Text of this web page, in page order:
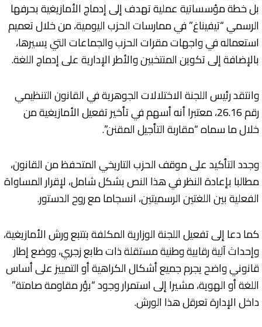
بل خطة مؤسساتية عملية تهدف إلى إدماج الأمازيغية بحرفها
الرسمي “تيفيناغ” في ممارسات الحزب اليومية، من خلال تعميم
استعماله في واجهات مقرات الحزب والجماعات التي يسيرها،
بالإضافة إلى تكوين المنتخبين والأطر الإدارية على إدماج اللغة.
وانتقد رئيس اللجنة الاختلالات الجوهرية في القانون التنظيمي
رقم 26.16، معتبرا أنه أسهم في تأخير تفعيل الأمازيغية من
خلال ما سماه “مقاربة التأجيل المقنن”.
وجدد التأكيد على موقف الحزب التاريخي المتحفظ من القانون،
مطالبا بإعادة النظر في هذا النص بشكل شامل، لإقرار المساواة
الفعلية بين اللغتين الرسميتين، انسجاما مع روح الدستور.
كما دعا إلى تفعيل اللجنة الوزارية المكلفة بتتبع ورش الأمازيغية،
وإحداث آلية رقابية وطنية مستقلة ذات طابع زجري، ووضع إطار
قانوني واضح يجرم جميع أشكال الكراهية أو التمييز على أساس
اللغة أو الهوية، مشيرا إلى استمرار وجود “بؤر مقاومة صامتة”
داخل الإدارة تعرقل هذا الورش.